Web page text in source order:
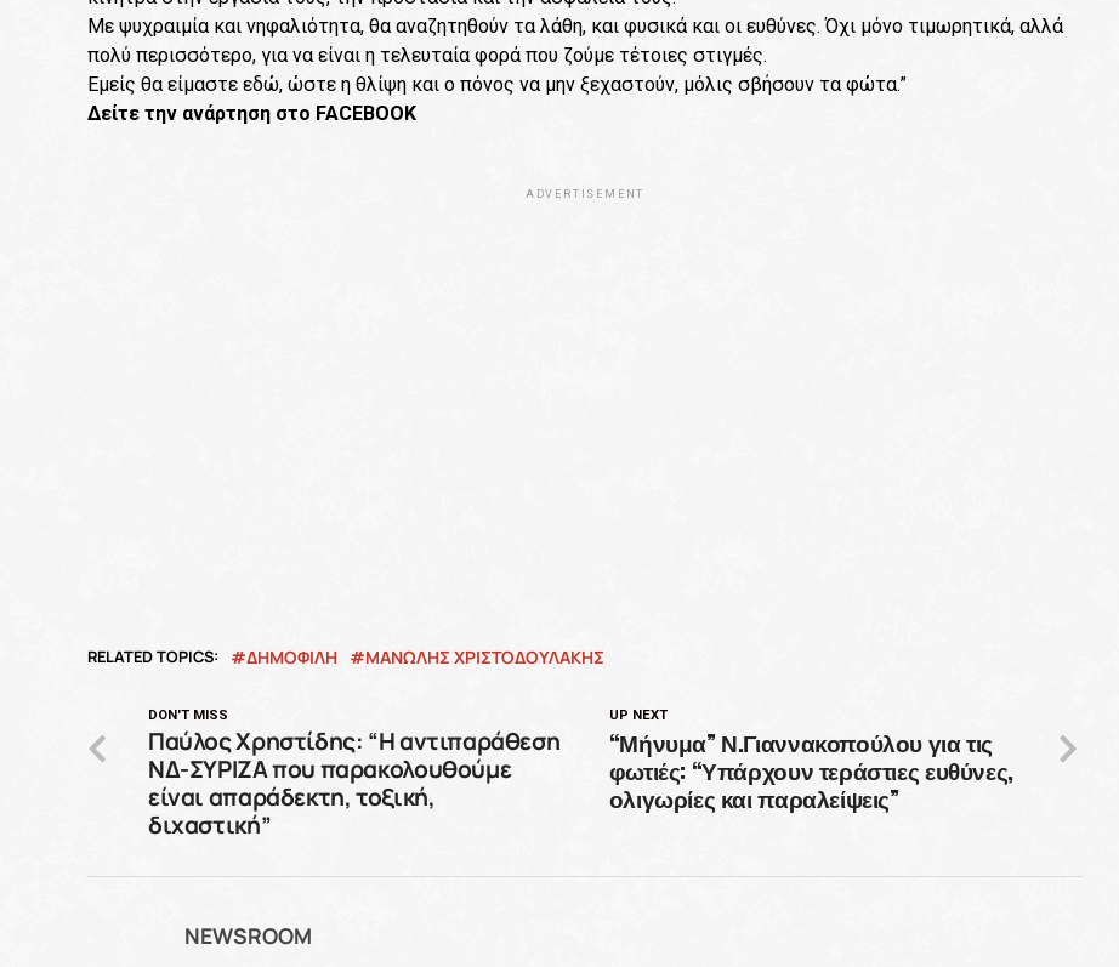
Με ψυχραιμία και νηφαλιότητα, θα αναζητηθούν τα λάθη, και φυσικά και οι ευθύνες. Όχι μόνο τιμωρητικά, αλλά
πολύ περισσότερο, για να είναι η τελευταία φορά που ζούμε τέτοιες στιγμές.
Εμείς θα είμαστε εδώ, ώστε η θλίψη και ο πόνος να μην ξεχαστούν, μόλις σβήσουν τα φώτα.”
Δείτε την ανάρτηση στο FACEBOOK
ADVERTISEMENT
RELATED TOPICS: ΔΗΜΟΦΙΛΗ ΜΑΝΩΛΗΣ ΧΡΙΣΤΟΔΟΥΛΑΚΗΣ
UP NEXT
“Μήνυμα” Ν.Γιαννακοπούλου για τις
φωτιές: “Υπάρχουν τεράστιες ευθύνες,
ολιγωρίες και παραλείψεις”
DON'T MISS
Παύλος Χρηστίδης: “Η αντιπαράθεση
ΝΔ-ΣΥΡΙΖΑ που παρακολουθούμε
είναι απαράδεκτη, τοξική,
διχαστική”
NEWSROOM